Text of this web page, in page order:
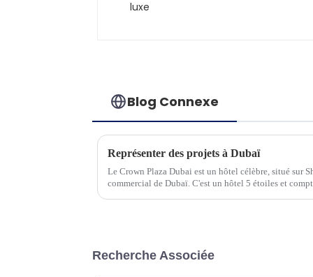
Blog Connexe
Représenter des projets à Dubaï
Le Crown Plaza Dubai est un hôtel célèbre, situé sur
commercial de Dubaï. C'est un hôtel 5 étoiles et
Recherche Associée